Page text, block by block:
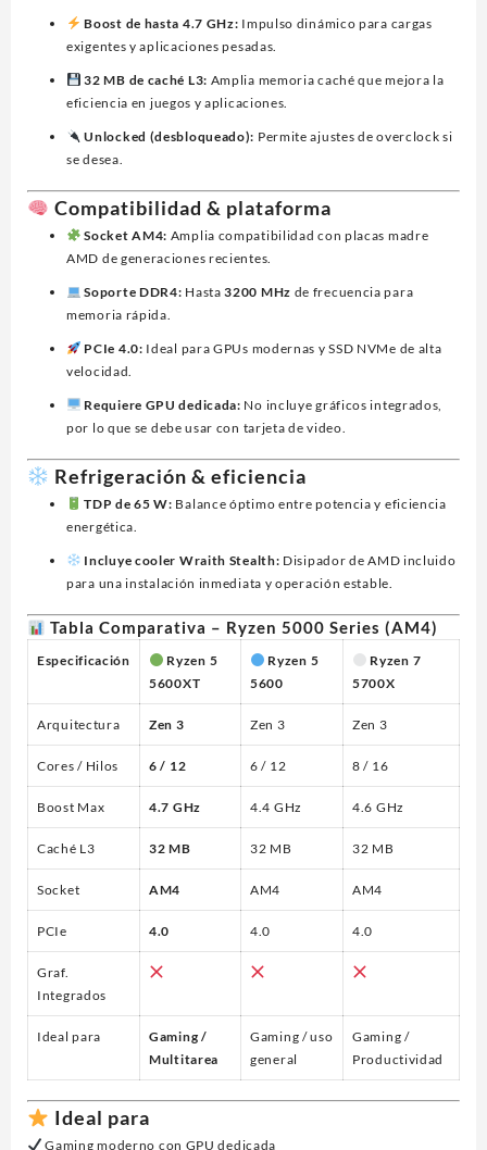
Boost de hasta 4.7 GHz: Impulso dinámico para cargas
exigentes y aplicaciones pesadas.
32 MB de caché L3: Amplia memoria caché que mejora la
eficiencia en juegos y aplicaciones.
Unlocked (desbloqueado): Permite ajustes de overclock si
se desea.
Compatibilidad & plataforma
Socket AM4: Amplia compatibilidad con placas madre
AMD de generaciones recientes.
Soporte DDR4: Hasta3200 MHz de frecuencia para
memoria rápida.
PCIe 4.0: Ideal para GPUs modernas y SSD NVMe de alta
velocidad.
Requiere GPU dedicada: No incluye gráficos integrados,
por lo que se debe usar con tarjeta de video.
Refrigeración & eficiencia
TDP de 65 W: Balance óptimo entre potencia y eficiencia
energética.
Incluye cooler Wraith Stealth: Disipador de AMD incluido
para una instalación inmediata y operación estable.
Tabla Comparativa – Ryzen 5000 Series (AM4)
Especificación
Ryzen 5
5600XT
Ryzen 5
5600
Ryzen 7
5700X
Arquitectura Zen 3 Zen 3 Zen 3
Cores / Hilos 6 / 12 6 / 12 8 / 16
Boost Max 4.7 GHz 4.4 GHz 4.6 GHz
Caché L3 32 MB 32 MB 32 MB
Socket AM4 AM4 AM4
PCIe 4.0 4.0 4.0
Graf.
Integrados
Ideal para
Gaming /
Multitarea
Gaming / uso
general
Gaming /
Productividad
Ideal para
Gaming moderno con GPU dedicada